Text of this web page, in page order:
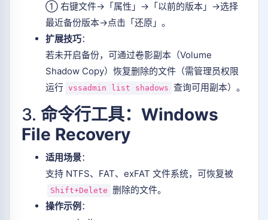
① 右键文件→「属性」→「以前的版本」→选择
最近备份版本→点击「还原」。
扩展技巧：
若未开启备份，可通过卷影副本（Volume
Shadow Copy）恢复删除的文件（需管理员权限
运行 vssadmin list shadows 查询可用副本）。
3. 命令行工具：Windows
File Recovery
适用场景：
支持 NTFS、FAT、exFAT 文件系统，可恢复被
Shift+Delete 删除的文件。
操作示例 ：